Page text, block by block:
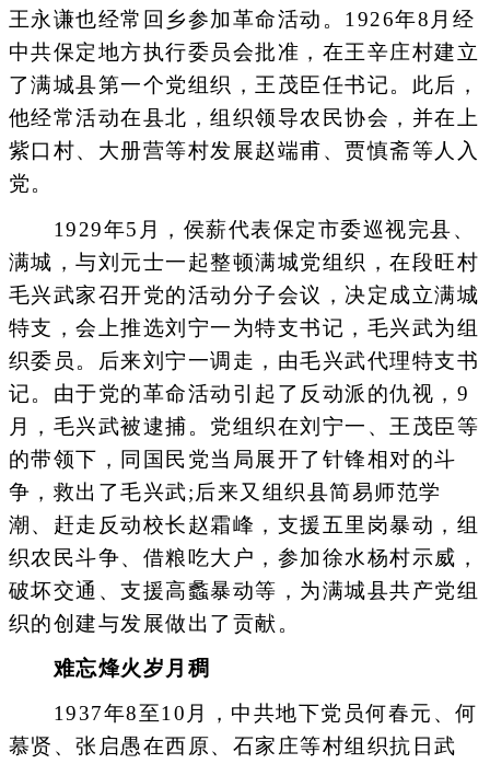
王永谦也经常回乡参加革命活动。1926年8月经
中共保定地方执行委员会批准，在王辛庄村建立
了满城县第一个党组织，王茂臣任书记。此后，
他经常活动在县北，组织领导农民协会，并在上
紫口村、大册营等村发展赵端甫、贾慎斋等人入
党。
1929年5月，侯薪代表保定市委巡视完县、
满城，与刘元士一起整顿满城党组织，在段旺村
毛兴武家召开党的活动分子会议，决定成立满城
特支，会上推选刘宁一为特支书记，毛兴武为组
织委员。后来刘宁一调走，由毛兴武代理特支书
记。由于党的革命活动引起了反动派的仇视，9
月，毛兴武被逮捕。党组织在刘宁一、王茂臣等
的带领下，同国民党当局展开了针锋相对的斗
争，救出了毛兴武;后来又组织县简易师范学
潮、赶走反动校长赵霜峰，支援五里岗暴动，组
织农民斗争、借粮吃大户，参加徐水杨村示威，
破坏交通、支援高蠡暴动等，为满城县共产党组
织的创建与发展做出了贡献。
难忘烽火岁月稠
1937年8至10月，中共地下党员何春元、何
慕贤、张启愚在西原、石家庄等村组织抗日武